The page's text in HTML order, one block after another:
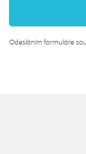
Odesláním formuláře